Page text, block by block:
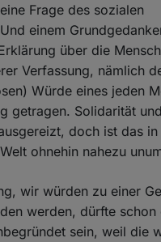
Frage des sozialen
einem
über die
Verfassung, nämlich
Würde eines jeden
getragen. Solidarität
doch ist das in
ohnehin nahezu
wir würden zu einer
werden, dürfte schon
sein, weil die